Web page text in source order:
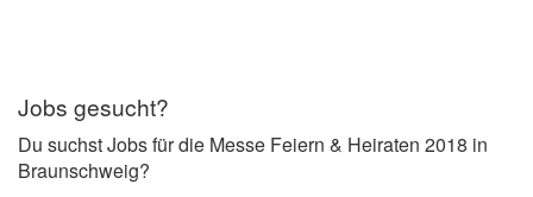
Jobs gesucht?
Du suchst Jobs für die Messe Feiern & Heiraten 2018 in
Braunschweig?